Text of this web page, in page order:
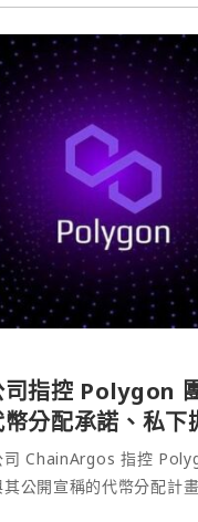
司指控 Polygon
分配承諾、私
司 ChainArgos 指控
其公開宣稱的代幣分配計